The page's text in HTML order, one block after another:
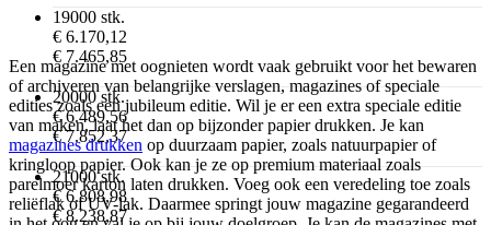
19000 stk.
€ 6.170,12
€ 7.465,85
20000 stk.
€ 6.489,56
€ 7.852,37
21000 stk.
€ 6.808,98
€ 8.238,87
Een magazine met oognieten wordt vaak gebruikt voor het bewaren
of archiveren van belangrijke verslagen, magazines of speciale
edities zoals een jubileum editie. Wil je er een extra speciale editie
van maken, laat het dan op bijzonder papier drukken. Je kan
magazines drukken op duurzaam papier, zoals natuurpapier of
kringloop papier. Ook kan je ze op premium materiaal zoals
parelmoer karton laten drukken. Voeg ook een veredeling toe zoals
reliëflak of UV-lak. Daarmee springt jouw magazine gegarandeerd